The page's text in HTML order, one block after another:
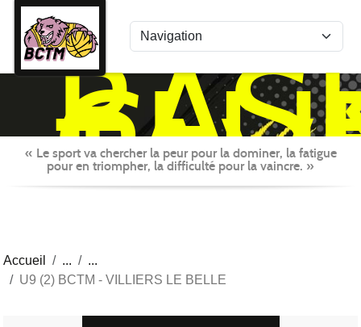
« Le sport va chercher la peur pour la dominer, la fatigue
pour en triompher, la difficulté pour la vaincre. »
Accueil
U9 (2) BCTM - VILLIERS LE BELLE
Panneau de gestion des cookies